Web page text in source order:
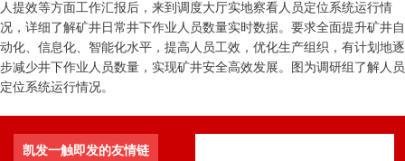
人提效等方面工作汇报后，来到调度大厅实地察看人员定位系统运行情
况，详细了解矿井日常井下作业人员数量实时数据。要求全面提升矿井自
动化、信息化、智能化水平，提高人员工效，优化生产组织，有计划地逐
步减少井下作业人员数量，实现矿井安全高效发展。图为调研组了解人员
定位系统运行情况。
凯发一触即发的友情链